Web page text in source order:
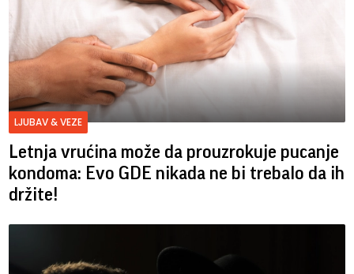
LJUBAV & VEZE
Letnja vrućina može da prouzrokuje pucanje
kondoma: Evo GDE nikada ne bi trebalo da ih
držite!